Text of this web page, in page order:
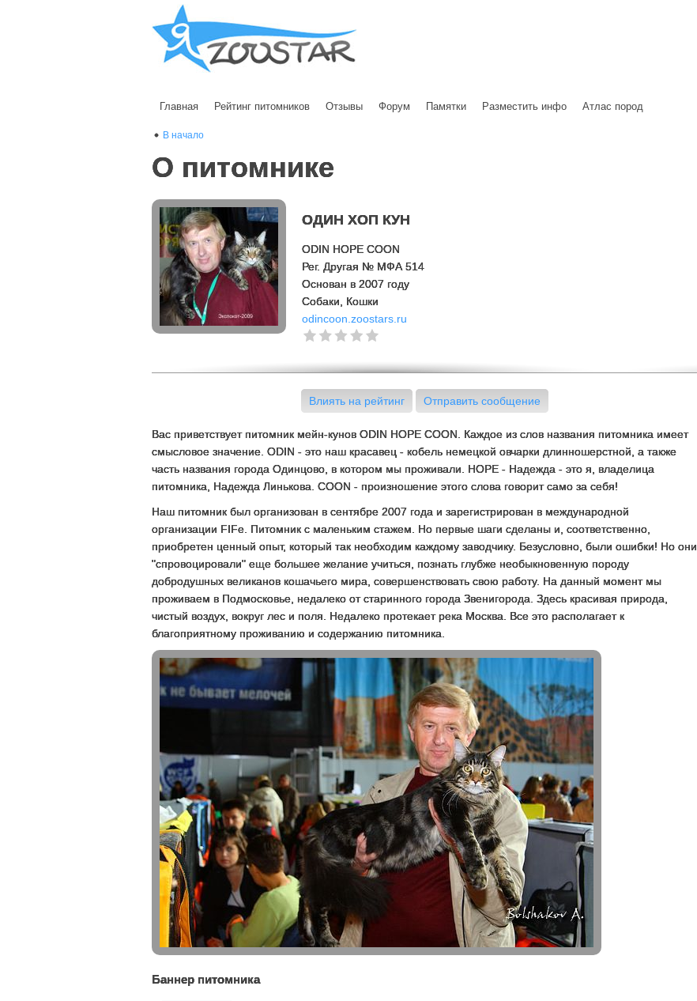
Главная Рейтинг питомников Отзывы Форум Памятки Разместить инфо Атлас пород
В начало
О питомнике
ОДИН ХОП КУН
ODIN HOPE COON
Рег. Другая № МФА 514
Основан в 2007 году
Cобаки, Кошки
odincoon.zoostars.ru
Влиять на рейтинг Отправить сообщение
Вас приветствует питомник мейн-кунов ODIN HOPE COON. Каждое из слов названия питомника имеет
смысловое значение. ODIN - это наш красавец - кобель немецкой овчарки длинношерстной, а также
часть названия города Одинцово, в котором мы проживали. HOPE - Надежда - это я, владелица
питомника, Надежда Линькова. COON - произношение этого слова говорит само за себя!
Наш питомник был организован в сентябре 2007 года и зарегистрирован в международной
организации FIFe. Питомник с маленьким стажем. Но первые шаги сделаны и, соответственно,
приобретен ценный опыт, который так необходим каждому заводчику. Безусловно, были ошибки! Но они
"спровоцировали" еще большее желание учиться, познать глубже необыкновенную породу
добродушных великанов кошачьего мира, совершенствовать свою работу. На данный момент мы
проживаем в Подмосковье, недалеко от старинного города Звенигорода. Здесь красивая природа,
чистый воздух, вокруг лес и поля. Недалеко протекает река Москва. Все это располагает к
благоприятному проживанию и содержанию питомника.
Баннер питомника